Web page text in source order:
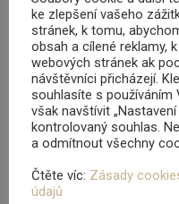
Nejnovější příspěvky
Rum Shark konečně
Ochutnali jsme vzorky
Našli jsme 5000 litrů
Zahajujeme projekt RS4
ke zlepšení vašeho
stránek, k tomu,
obsah a cílené reklamy,
webových stránek ak
návštěvníci přicházejí.
souhlasíte s používáním
však navštívit
kontrolovaný souhlas.
a odmítnout všechny
Čtěte víc: Zásady
údajů